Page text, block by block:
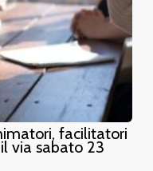
facilitatori
via sabato 23